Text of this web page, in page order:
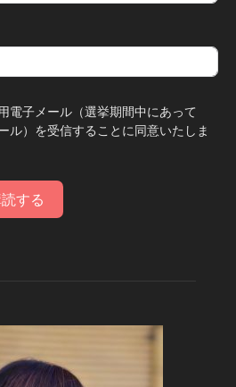
電子メール（選挙期間中にあって
ル）を受信することに同意いたしま
する